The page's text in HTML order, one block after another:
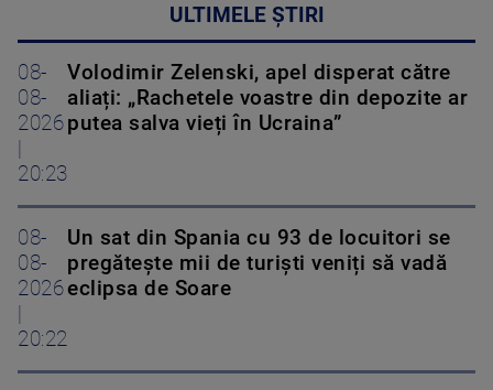
ULTIMELE ȘTIRI
08-
08-
2026
20:23
Volodimir Zelenski, apel disperat către
aliați: „Rachetele voastre din depozite ar
putea salva vieți în Ucraina”
08-
08-
2026
20:22
Un sat din Spania cu 93 de locuitori se
pregătește mii de turiști veniți să vadă
eclipsa de Soare